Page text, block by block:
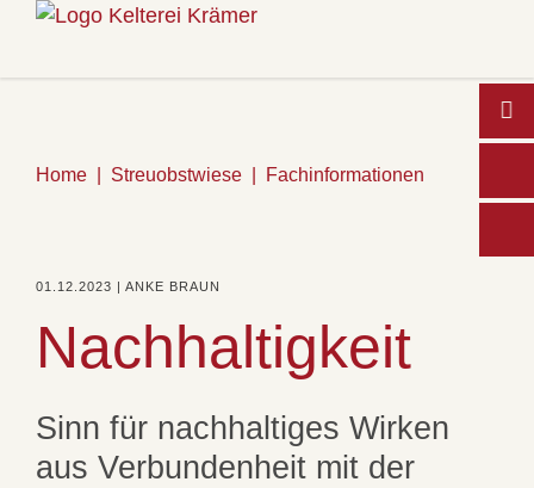
Home Streuobstwiese Fachinformationen
01.12.2023 | ANKE BRAUN
Nachhaltigkeit
Sinn für nachhaltiges Wirken
aus Verbundenheit mit der